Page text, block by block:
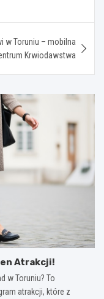
w Toruniu – mobilna
Krwiodawstwa
Atrakcji!
w Toruniu? To
atrakcji, które z